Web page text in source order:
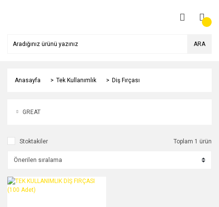
ARA
Anasayfa Tek Kullanımlık Diş Fırçası
GREAT
Stoktakiler Toplam 1 ürün